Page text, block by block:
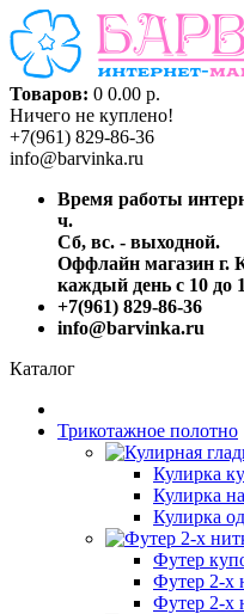
Товаров: 0 0.00 р.
Ничего не куплено!
+7(961) 829-86-36
info@barvinka.ru
Время работы
ч.
Сб, вс. - выходной.
Оффлайн магазин г.
каждый день с 10 до
+7(961) 829-86-36
info@barvinka.ru
Каталог
Трикотажное полотно
Кулирка
Кулирка
Кулирка
Футер
Футер 2-х
Футер 2-х